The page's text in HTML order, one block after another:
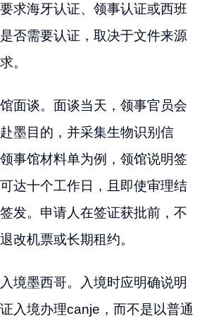
求海牙认证、领事认证或西班
否需要认证，取决于文件来源
。
面谈。面谈当天，领事官员会
墨目的，并采集生物识别信
事馆材料单为例，领馆说明签
达十个工作日，且即使审理结
发。申请人在签证获批前，不
改机票或长期租约。
境墨西哥。入境时应明确说明
入境办理canje，而不是以普通